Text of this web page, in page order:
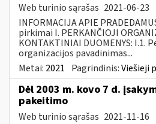
Web turinio sąrašas 2021-06-23
INFORMACIJA APIE
pirkimai I. PERKANČIOJI
KONTAKTINIAI DUOMENYS: I.1.
organizacijos pavadinimas...
Metai: 2021 Pagrindinis:Viešieji
Dėl 2003 m. kovo 7 d.
pakeitimo
Web turinio sąrašas 2021-11-16